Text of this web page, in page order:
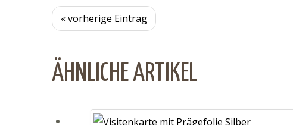
« vorherige Eintrag
ÄHNLICHE ARTIKEL